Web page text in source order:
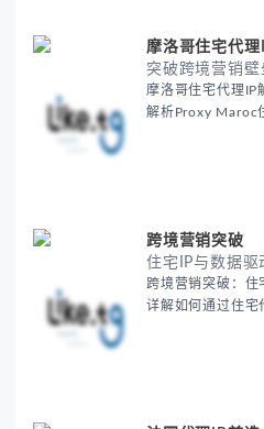
摩洛哥住宅代
突破跨境营销壁
摩洛哥住宅代理IP
解析Proxy Maroc
跨境营销突破
住宅IP与数据驱
跨境营销突破：住
详解如何通过住宅